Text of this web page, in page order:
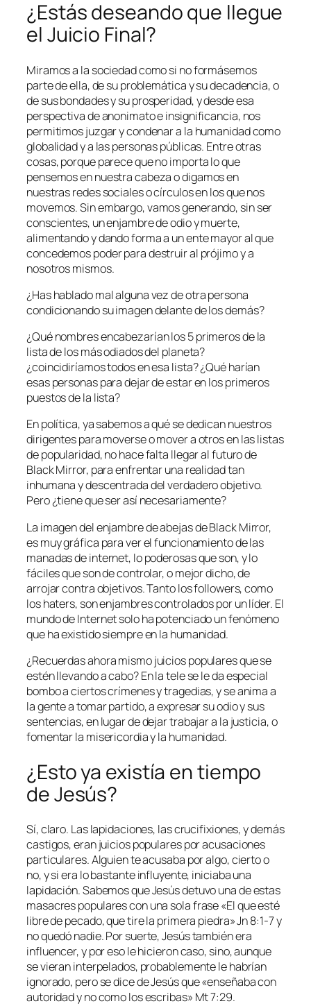
¿Estás deseando que llegue
el Juicio Final?
Miramos a la sociedad como si no formásemos
parte de ella, de su problemática y su decadencia, o
de sus bondades y su prosperidad, y desde esa
perspectiva de anonimato e insignificancia, nos
permitimos juzgar y condenar a la humanidad como
globalidad y a las personas públicas. Entre otras
cosas, porque parece que no importa lo que
pensemos en nuestra cabeza o digamos en
nuestras redes sociales o círculos en los que nos
movemos. Sin embargo, vamos generando, sin ser
conscientes, un enjambre de odio y muerte,
alimentando y dando forma a un ente mayor al que
concedemos poder para destruir al prójimo y a
nosotros mismos.
¿Has hablado mal alguna vez de otra persona
condicionando su imagen delante de los demás?
¿Qué nombres encabezarían los 5 primeros de la
lista de los más odiados del planeta?
¿coincidiríamos todos en esa lista? ¿Qué harían
esas personas para dejar de estar en los primeros
puestos de la lista?
En política, ya sabemos a qué se dedican nuestros
dirigentes para moverse o mover a otros en las listas
de popularidad, no hace falta llegar al futuro de
Black Mirror, para enfrentar una realidad tan
inhumana y descentrada del verdadero objetivo.
Pero ¿tiene que ser así necesariamente?
La imagen del enjambre de abejas de Black Mirror,
es muy gráfica para ver el funcionamiento de las
manadas de internet, lo poderosas que son, y lo
fáciles que son de controlar, o mejor dicho, de
arrojar contra objetivos. Tanto los followers, como
los haters, son enjambres controlados por un líder. El
mundo de Internet solo ha potenciado un fenómeno
que ha existido siempre en la humanidad.
¿Recuerdas ahora mismo juicios populares que se
estén llevando a cabo? En la tele se le da especial
bombo a ciertos crímenes y tragedias, y se anima a
la gente a tomar partido, a expresar su odio y sus
sentencias, en lugar de dejar trabajar a la justicia, o
fomentar la misericordia y la humanidad.
¿Esto ya existía en tiempo
de Jesús?
Sí, claro. Las lapidaciones, las crucifixiones, y demás
castigos, eran juicios populares por acusaciones
particulares. Alguien te acusaba por algo, cierto o
no, y si era lo bastante influyente, iniciaba una
lapidación. Sabemos que Jesús detuvo una de estas
masacres populares con una sola frase «El que esté
libre de pecado, que tire la primera piedra» Jn 8:1-7 y
no quedó nadie. Por suerte, Jesús también era
influencer, y por eso le hicieron caso, sino, aunque
se vieran interpelados, probablemente le habrían
ignorado, pero se dice de Jesús que «enseñaba con
autoridad y no como los escribas» Mt 7:29.